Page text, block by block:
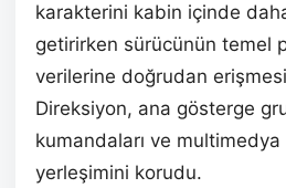
karakterini kabin içinde
getirirken sürücünün temel
verilerine doğrudan
Direksiyon, ana gösterge
kumandaları ve
yerleşimini korudu.